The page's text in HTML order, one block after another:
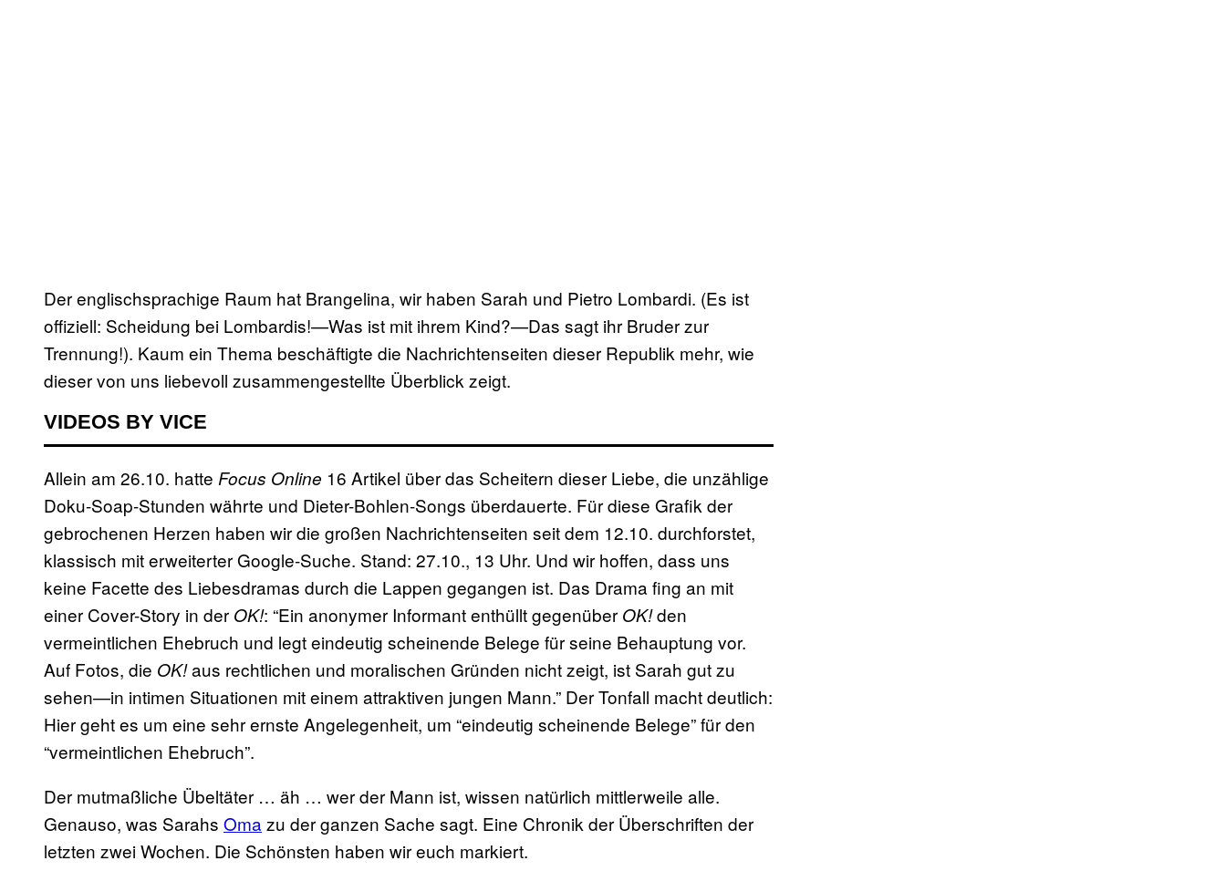
Der englischsprachige Raum hat Brangelina, wir haben Sarah und Pietro Lombardi. (Es ist
offiziell: Scheidung bei Lombardis!—Was ist mit ihrem Kind?—Das sagt ihr Bruder zur
Trennung!). Kaum ein Thema beschäftigte die Nachrichtenseiten dieser Republik mehr, wie
dieser von uns liebevoll zusammengestellte Überblick zeigt.
VIDEOS BY VICE
Allein am 26.10. hatte Focus Online 16 Artikel über das Scheitern dieser Liebe, die unzählige
Doku-Soap-Stunden währte und Dieter-Bohlen-Songs überdauerte. Für diese Grafik der
gebrochenen Herzen haben wir die großen Nachrichtenseiten seit dem 12.10. durchforstet,
klassisch mit erweiterter Google-Suche. Stand: 27.10., 13 Uhr. Und wir hoffen, dass uns
keine Facette des Liebesdramas durch die Lappen gegangen ist. Das Drama fing an mit
einer Cover-Story in der OK!: “Ein anonymer Informant enthüllt gegenüber OK!den
vermeintlichen Ehebruch und legt eindeutig scheinende Belege für seine Behauptung vor.
Auf Fotos, die OK!aus rechtlichen und moralischen Gründen nicht zeigt, ist Sarah gut zu
sehen—in intimen Situationen mit einem attraktiven jungen Mann.” Der Tonfall macht deutlich:
Hier geht es um eine sehr ernste Angelegenheit, um “eindeutig scheinende Belege” für den
“vermeintlichen Ehebruch”.
Der mutmaßliche Übeltäter … äh … wer der Mann ist, wissen natürlich mittlerweile alle.
Genauso, was Sarahs Oma zu der ganzen Sache sagt. Eine Chronik der Überschriften der
letzten zwei Wochen. Die Schönsten haben wir euch markiert.